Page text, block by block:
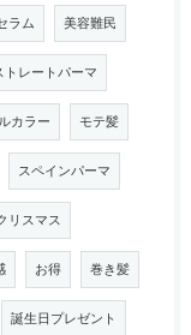
ラム 美容難民
トレートパーマ
カラー モテ髪
スペインパーマ
リスマス
お得 巻き髪
誕生日プレゼント